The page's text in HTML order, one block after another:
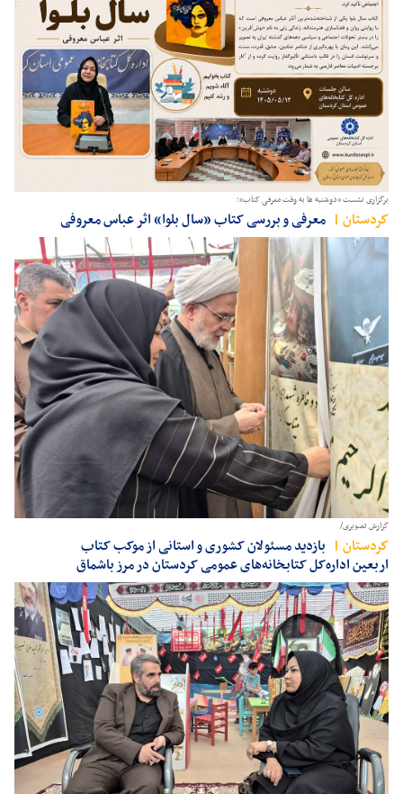
برگزاری نشست «دوشنبه ها به ‌وقت معرفی کتاب»؛
كردستان معرفی و بررسی کتاب «سال بلوا» اثر عباس معروفی
گزارش تصویری/
كردستان
بازدید مسئولان کشوری و استانی از موکب کتاب
اربعین اداره‌کل کتابخانه‌های عمومی کردستان در مرز باشماق